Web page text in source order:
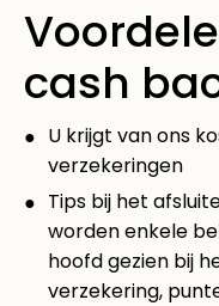
cash
U krijgt van ons
verzekeringen
Tips bij het
worden enkele
hoofd gezien bij
verzekering,